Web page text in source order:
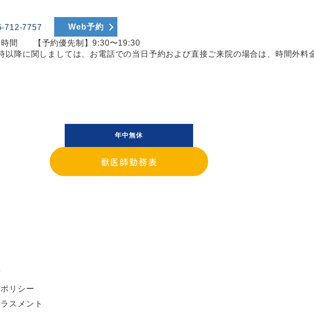
Web予約
間
【予約優先制】9:30〜19:30
以降に関しましては、お電話での当日予約および直接ご来院の場合は、時間外料
年中無休
獣医師勤務表
リシー
スメント